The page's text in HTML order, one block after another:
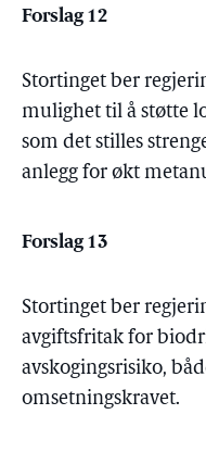
Forslag 12
Stortinget ber
mulighet til å støtte
som det stilles
anlegg for økt
Forslag 13
Stortinget ber
avgiftsfritak for
avskogingsrisiko,
omsetningskravet.